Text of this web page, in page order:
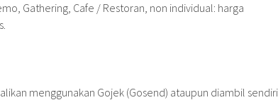
Gathering, Cafe / Restoran, non individual: harga
menggunakan Gojek (Gosend) ataupun diambil sendiri